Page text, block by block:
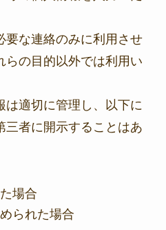
要な連絡のみに利用させ
らの目的以外では利用い
は適切に管理し、以下に
三者に開示することはあ
場合
られた場合